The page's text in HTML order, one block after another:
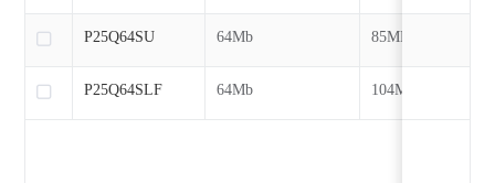
64Mb 85MHz
64Mb 104MHz
P25Q64SU
P25Q64SLF